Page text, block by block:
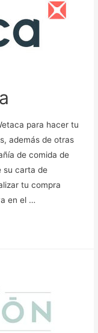
para hacer tu
además de otras
de comida de
su carta de
tu compra
en el …